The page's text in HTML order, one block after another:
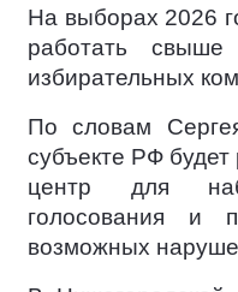
На выборах 2026
работать
избирательных
По словам
субъекте РФ
центр для
голосования и
возможных